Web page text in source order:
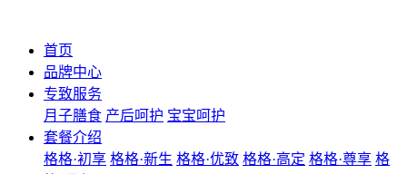
首页
品牌中心
专致服务
月子膳食 产后呵护 宝宝呵护
套餐介绍
格格·初享 格格·新生 格格·优致 格格·高定 格格·尊享 格